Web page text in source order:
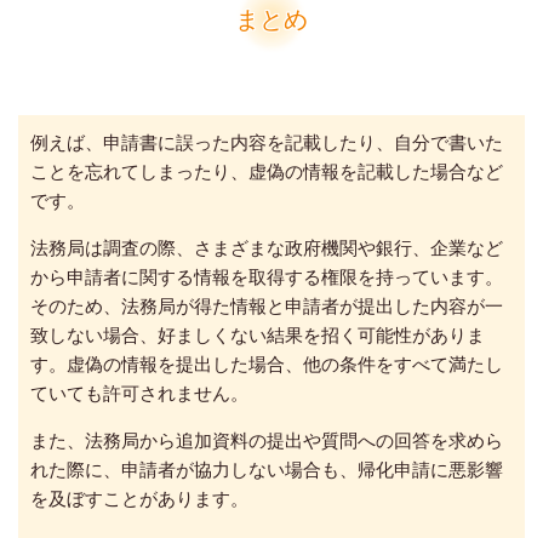
まとめ
例えば、申請書に誤った内容を記載したり、自分で書いた
ことを忘れてしまったり、虚偽の情報を記載した場合など
です。
法務局は調査の際、さまざまな政府機関や銀行、企業など
から申請者に関する情報を取得する権限を持っています。
そのため、法務局が得た情報と申請者が提出した内容が一
致しない場合、好ましくない結果を招く可能性がありま
す。
虚偽の情報を提出した場合、他の条件をすべて満たし
ていても許可されません。
また、法務局から追加資料の提出や質問への回答を求めら
れた際に、申請者が協力しない場合も、帰化申請に悪影響
を及ぼすことがあります。